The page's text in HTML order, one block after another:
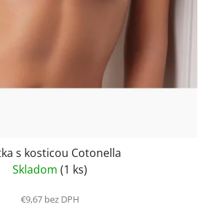
s kosticou Cotonella
Skladom (1 ks)
€9,67 bez DPH